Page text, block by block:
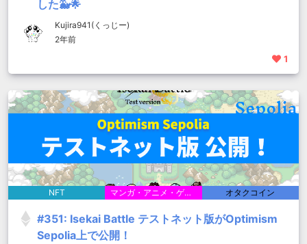
した🐳🌟
Kujira941(くっじー)
2年前
1
NFT マンガ・アニメ・ゲーム オタクコイン
#351: Isekai Battle テストネット版がOptimism
Sepolia上で公開！